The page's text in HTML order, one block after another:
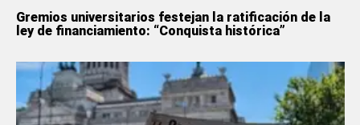
Gremios universitarios festejan la ratificación de la
ley de financiamiento: “Conquista histórica”